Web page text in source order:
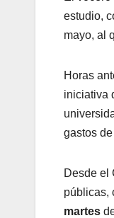
estudio,
mayo, al
Horas
iniciativa
gastos
Desde el
públicas,
martes